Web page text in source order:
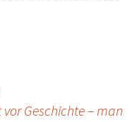
Geschichte – man